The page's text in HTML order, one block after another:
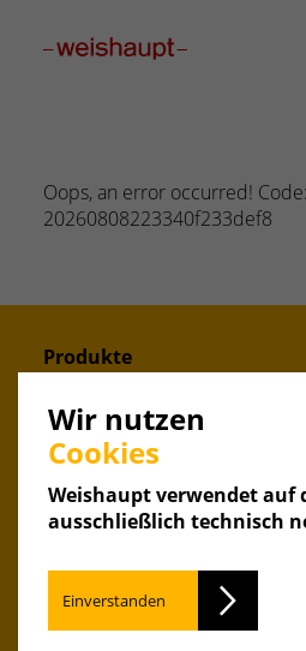
Oops, an error occurred! Code:
20260808223340f233def8
Produkte
Service
Unternehmen
Aktuelles
Wir nutzen
Cookies
Weishaupt verwendet auf
ausschließlich technisch
Einverstanden